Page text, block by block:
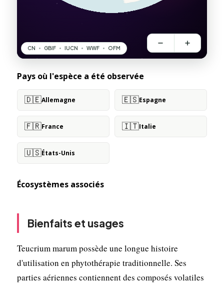
Pays où l'espèce a été observée
🇩🇪Allemagne 🇪🇸Espagne
🇫🇷France 🇮🇹Italie
🇺🇸États-Unis
Écosystèmes associés
Bienfaits et usages
Teucrium marum possède une longue histoire
d'utilisation en phytothérapie traditionnelle. Ses
parties aériennes contiennent des composés volatiles